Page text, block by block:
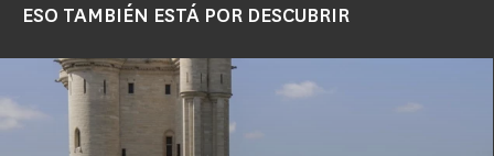
ESO TAMBIÉN ESTÁ POR DESCUBRIR